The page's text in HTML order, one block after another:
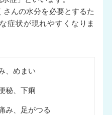
んの水分を必要とするた
症状が現れやすくなりま
、めまい
秘、下痢
み、足がつる